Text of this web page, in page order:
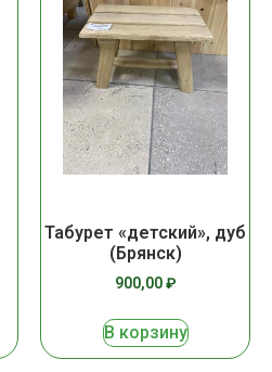
Табурет «детский», дуб
(Брянск)
900,00₽
В корзину